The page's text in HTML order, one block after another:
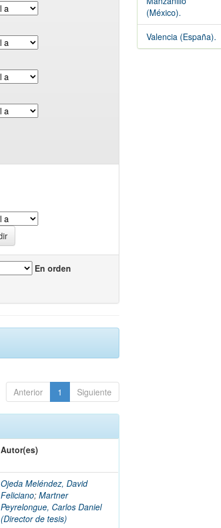
En orden
Anterior 1 Siguiente
Autor(es)
Ojeda Meléndez, David
Feliciano;Martner
Peyrelongue, Carlos Daniel
(Director de tesis)
(México).
Valencia (España).